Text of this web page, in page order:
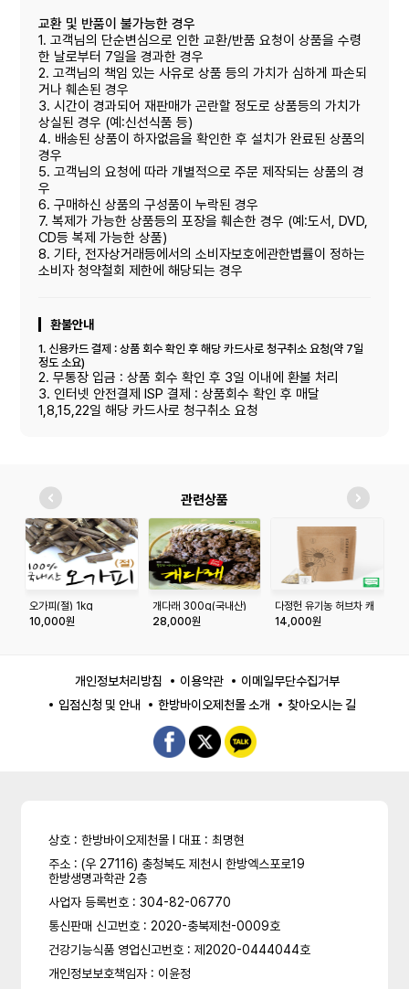
교환 및 반품이 불가능한 경우
1. 고객님의 단순변심으로 인한 교환/반품 요청이 상품을 수령
한 날로부터 7일을 경과한 경우
2. 고객님의 책임 있는 사유로 상품 등의 가치가 심하게 파손되
거나 훼손된 경우
3. 시간이 경과되어 재판매가 곤란할 정도로 상품등의 가치가
상실된 경우 (예:신선식품 등)
4. 배송된 상품이 하자없음을 확인한 후 설치가 완료된 상품의
경우
5. 고객님의 요청에 따라 개별적으로 주문 제작되는 상품의 경
우
6. 구매하신 상품의 구성품이 누락된 경우
7. 복제가 가능한 상품등의 포장을 훼손한 경우 (예:도서, DVD,
CD등 복제 가능한 상품)
8. 기타, 전자상거래등에서의 소비자보호에관한볍률이 정하는
소비자 청약철회 제한에 해당되는 경우
환불안내
1. 신용카드 결제 : 상품 회수 확인 후 해당 카드사로 청구취소 요청(약 7일
정도 소요)
2. 무통장 입금 : 상품 회수 확인 후 3일 이내에 환불 처리
3. 인터넷 안전결제 ISP 결제 : 상품회수 확인 후 매달
1,8,15,22일 해당 카드사로 청구취소 요청
관련상품
오가피(절) 1kg
10,000원
개다래 300g(국내산)
28,000원
다정헌 유기농 허브차 캐
모마일 20티백+20티백
14,000원
개인정보처리방침 이용약관
이메일무단수집거부
입점신청 및 안내
한방바이오제천몰 소개 찾아오시는 길
상호 : 한방바이오제천몰 l 대표 : 최명현
주소 : (우 27116) 충청북도 제천시 한방엑스포로19
한방생명과학관 2층
사업자 등록번호 : 304-82-06770
통신판매 신고번호 : 2020-충북제천-0009호
건강기능식품 영업신고번호 : 제2020-0444044호
개인정보보호책임자 : 이윤정